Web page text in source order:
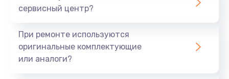
Восстановление данных
Заказать
сервисный центр?
При ремонте используются
оригинальные комплектующие
или аналоги?